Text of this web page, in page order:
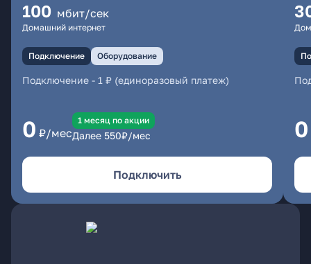
100 мбит/сек
Домашний интернет
Подключение Оборудование
Подключение - 1 ₽ (единоразовый платеж)
0 ₽/мес
1 месяц по акции
Далее 550₽/мес
Подключить
0